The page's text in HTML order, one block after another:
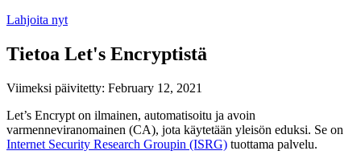
Lahjoita nyt
Tietoa Let's Encryptistä
Viimeksi päivitetty: February 12, 2021
Let’s Encrypt on ilmainen, automatisoitu ja avoin
varmenneviranomainen (CA), jota käytetään yleisön eduksi. Se on
Internet Security Research Groupin (ISRG) tuottama palvelu.